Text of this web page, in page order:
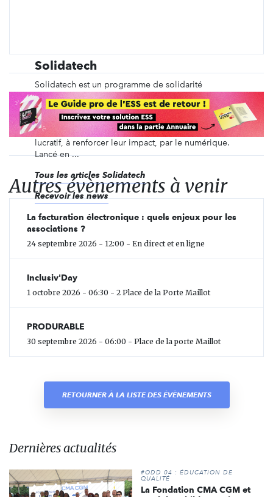
Solidatech
Solidatech est un programme de solidarité
numérique dédié aux associations, fondations
reconnues d’utilité publique, fonds de dotation et
bibliothèques publiques françaises. Nous avons
pour mission d’aider ces organisations à but non
lucratif, à renforcer leur impact, par le numérique.
Lancé en ...
Tous les articles Solidatech
Recevoir les news
Autres évènements à venir
La facturation électronique : quels enjeux pour les
associations ?
24 septembre 2026 - 12:00 - En direct et en ligne
Inclusiv'Day
1 octobre 2026 - 06:30 - 2 Place de la Porte Maillot
PRODURABLE
30 septembre 2026 - 06:00 - Place de la porte Maillot
RETOURNER À LA LISTE DES ÉVÈNEMENTS
Dernières actualités
#ODD 04 : ÉDUCATION DE
QUALITÉ
La Fondation CMA CGM et